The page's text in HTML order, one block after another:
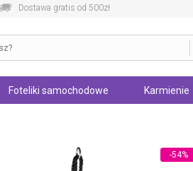
Dostawa gratis od 500zł
Foteliki samochodowe Karmienie
-54%